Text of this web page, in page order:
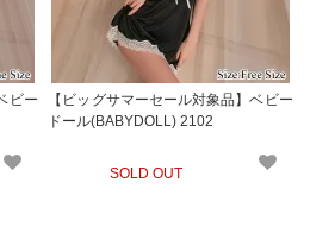
ビー
【ビッグサマーセール対象品】ベビー
ドール(BABYDOLL) 2102
SOLD OUT